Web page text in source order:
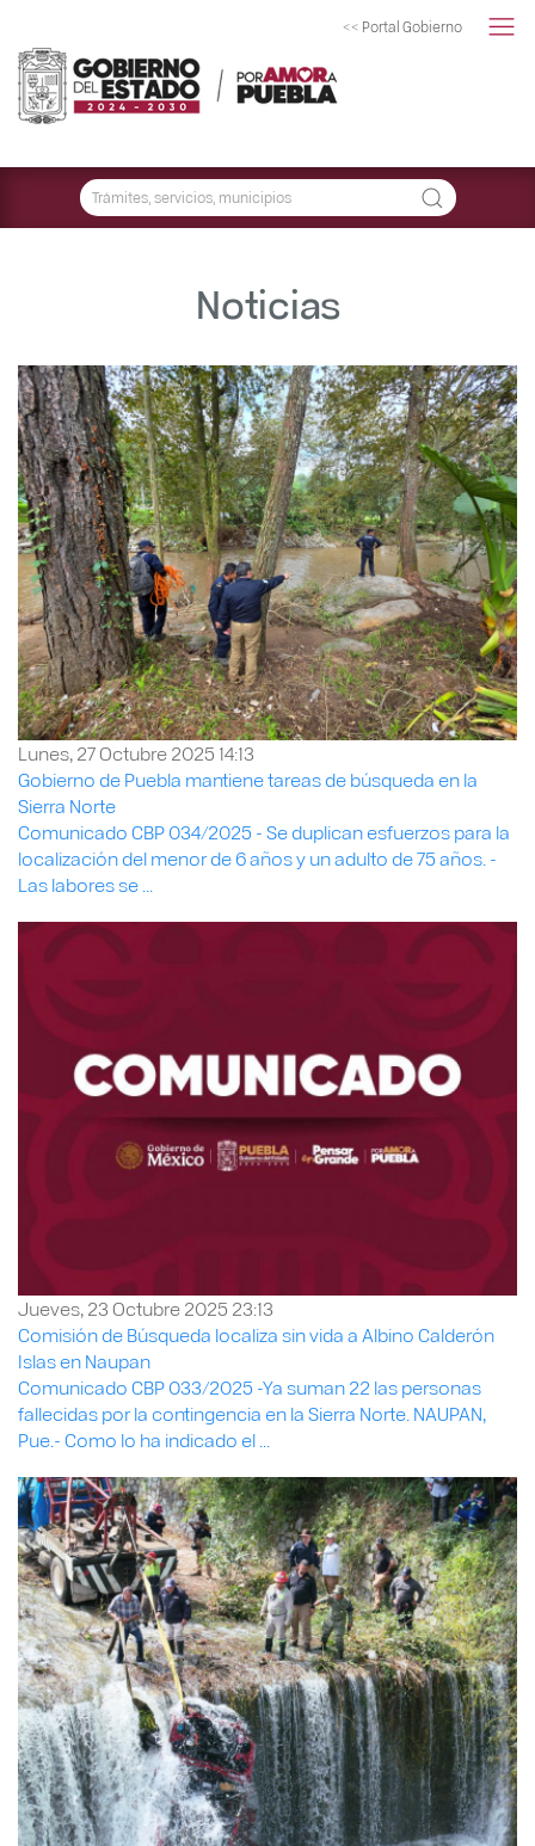
<< Portal Gobierno
Noticias
Lunes, 27 Octubre 2025 14:13
Gobierno de Puebla mantiene tareas de búsqueda en la
Sierra Norte
Comunicado CBP 034/2025 - Se duplican esfuerzos para la
localización del menor de 6 años y un adulto de 75 años. -
Las labores se ...
Jueves, 23 Octubre 2025 23:13
Comisión de Búsqueda localiza sin vida a Albino Calderón
Islas en Naupan
Comunicado CBP 033/2025 -Ya suman 22 las personas
fallecidas por la contingencia en la Sierra Norte. NAUPAN,
Pue.- Como lo ha indicado el ...